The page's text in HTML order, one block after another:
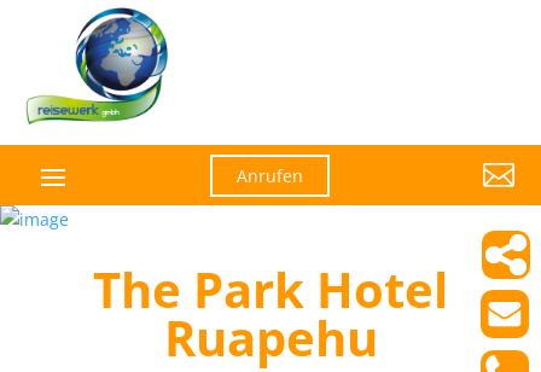
Anrufen 
The Park Hotel
Ruapehu